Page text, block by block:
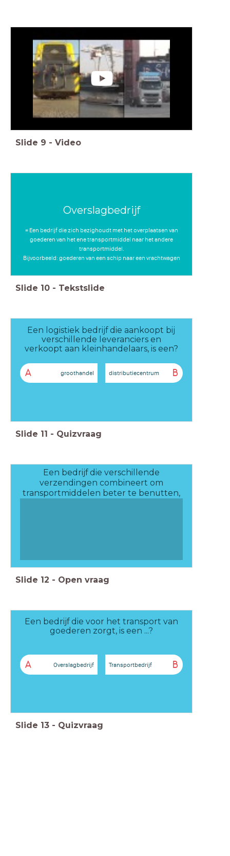
Slide 9 - Video
Overslagbedrijf
= Een bedrijf die zich bezighoudt met het overplaatsen van
goederen van het ene transportmiddel naar het andere
transportmiddel.
Bijvoorbeeld: goederen van een schip naar een vrachtwagen
Slide 10 - Tekstslide
Een logistiek bedrijf die aankoopt bij
verschillende leveranciers en
verkoopt aan kleinhandelaars, is een?
A groothandel B
distributiecentrum
Slide 11 - Quizvraag
Een bedrijf die verschillende
verzendingen combineert om
transportmiddelen beter te benutten,
Slide 12 - Open vraag
Een bedrijf die voor het transport van
goederen zorgt, is een ...?
A Overslagbedrijf B
Transportbedrijf
Slide 13 - Quizvraag